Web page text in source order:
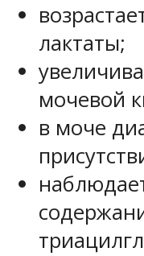
лактаты;
мочевой
в моче